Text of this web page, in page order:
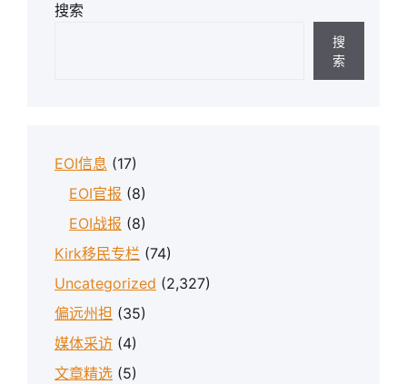
搜索
搜
索
EOI信息 (17)
EOI官报 (8)
EOI战报 (8)
Kirk移民专栏 (74)
Uncategorized (2,327)
偏远州担 (35)
媒体采访 (4)
文章精选 (5)